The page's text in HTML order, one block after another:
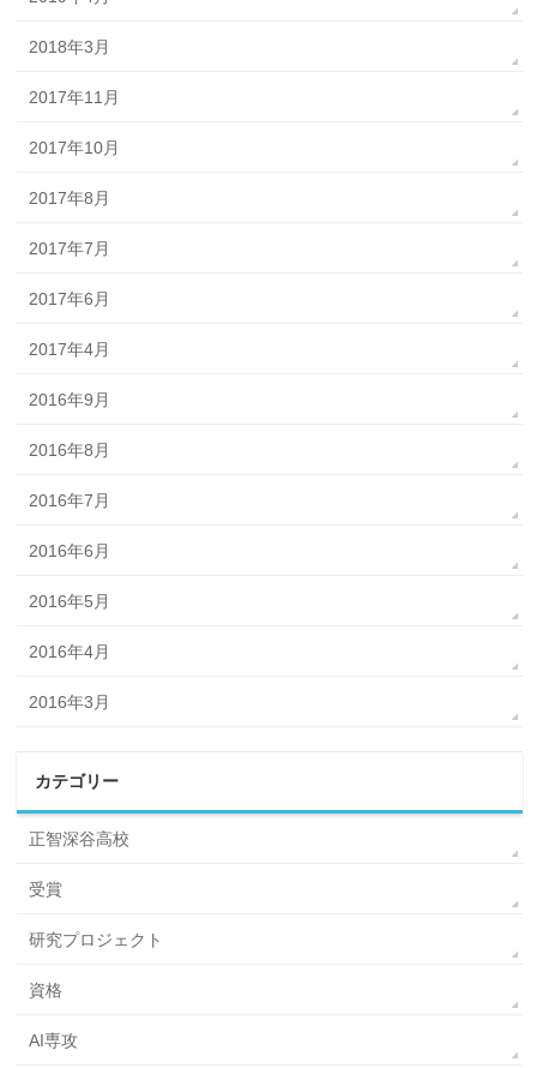
2018年3月
2017年11月
2017年10月
2017年8月
2017年7月
2017年6月
2017年4月
2016年9月
2016年8月
2016年7月
2016年6月
2016年5月
2016年4月
2016年3月
カテゴリー
正智深谷高校
受賞
研究プロジェクト
資格
AI専攻